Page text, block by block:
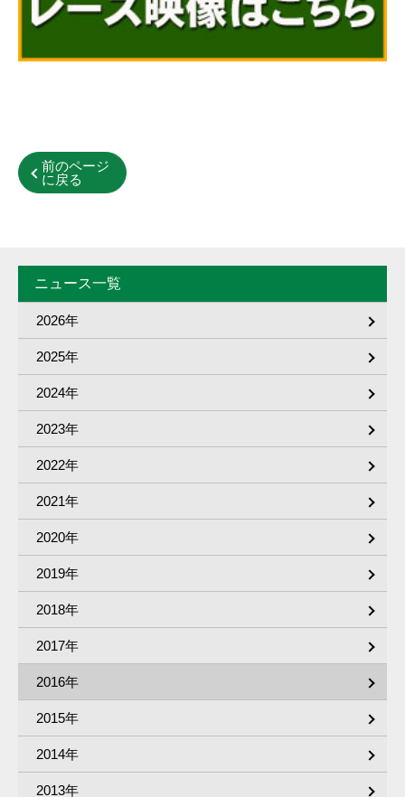
前のページ
に戻る
ニュース一覧
2026年
2025年
2024年
2023年
2022年
2021年
2020年
2019年
2018年
2017年
2016年
2015年
2014年
2013年